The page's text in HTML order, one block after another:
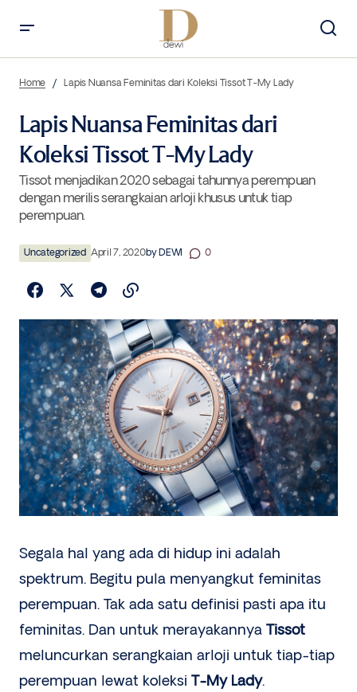
Home Lapis Nuansa Feminitas dari Koleksi Tissot T-My Lady
Lapis Nuansa Feminitas dari
Koleksi Tissot T-My Lady
Tissot menjadikan 2020 sebagai tahunnya perempuan
dengan merilis serangkaian arloji khusus untuk tiap
perempuan.
Uncategorized April 7, 2020byDEWI 0
Segala hal yang ada di hidup ini adalah
spektrum. Begitu pula menyangkut feminitas
perempuan. Tak ada satu definisi pasti apa itu
feminitas. Dan untuk merayakannya Tissot
meluncurkan serangkaian arloji untuk tiap-tiap
perempuan lewat koleksi T-My Lady.